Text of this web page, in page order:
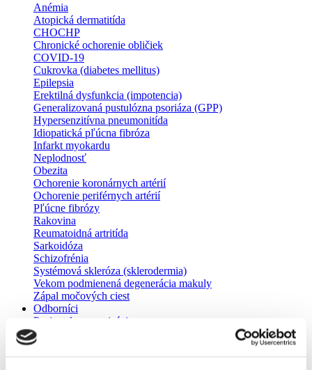
Anémia
Atopická dermatitída
CHOCHP
Chronické ochorenie obličiek
COVID-19
Cukrovka (diabetes mellitus)
Epilepsia
Erektilná dysfunkcia (impotencia)
Generalizovaná pustulózna psoriáza (GPP)
Hypersenzitívna pneumonitída
Idiopatická pľúcna fibróza
Infarkt myokardu
Neplodnosť
Obezita
Ochorenie koronárnych artérií
Ochorenie periférnych artérií
Pľúcne fibrózy
Rakovina
Reumatoidná artritída
Sarkoidóza
Schizofrénia
Systémová skleróza (sklerodermia)
Vekom podmienená degenerácia makuly
Zápal močových ciest
Odborníci
Pacientske organizácie
Články
Testy